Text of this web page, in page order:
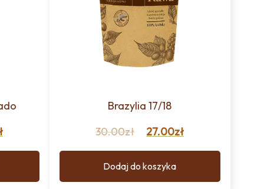
Brazylia 17/18
30.00zł 27.00zł
Dodaj do koszyka